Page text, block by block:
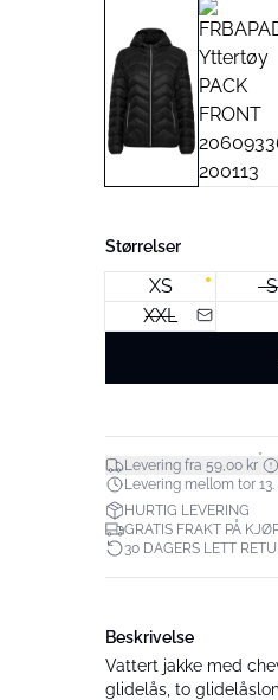
Størrelser
XS S
XXL
Levering fra 59,00 kr*
Levering mellom tor 13.
HURTIG LEVERING
GRATIS FRAKT PÅ
30 DAGERS LETT
Beskrivelse
Vattert jakke med
glidelås, to